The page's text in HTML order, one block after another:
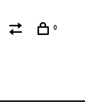
0